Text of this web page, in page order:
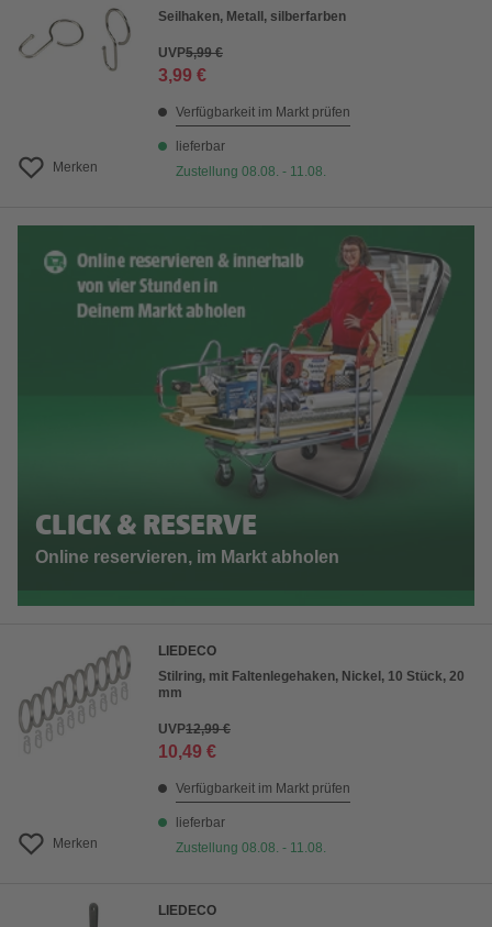
Merken
Seilhaken, Metall, silberfarben
UVP5,99 €
3,99 €
Verfügbarkeit im Markt prüfen
lieferbar
Zustellung 08.08. - 11.08.
CLICK & RESERVE
Online reservieren, im Markt abholen
Merken
LIEDECO
Stilring, mit Faltenlegehaken, Nickel, 10 Stück, 20
mm
UVP12,99 €
10,49 €
Verfügbarkeit im Markt prüfen
lieferbar
Zustellung 08.08. - 11.08.
LIEDECO